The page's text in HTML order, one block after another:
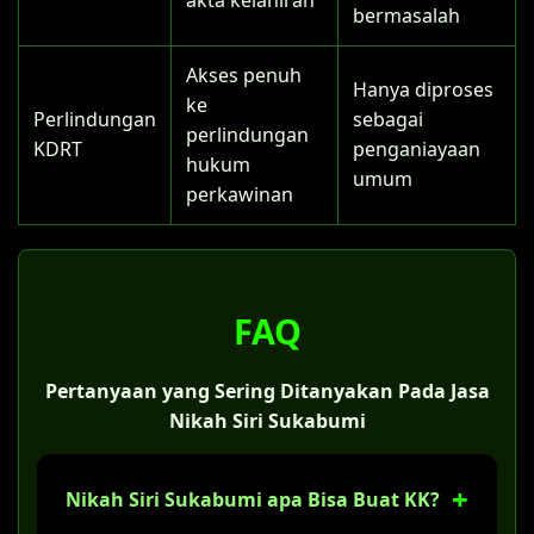
bermasalah
Perlindungan
KDRT
Akses penuh
ke
perlindungan
hukum
perkawinan
Hanya diproses
sebagai
penganiayaan
umum
FAQ
Pertanyaan yang Sering Ditanyakan Pada Jasa
Nikah Siri Sukabumi
Nikah Siri Sukabumi apa Bisa Buat KK?